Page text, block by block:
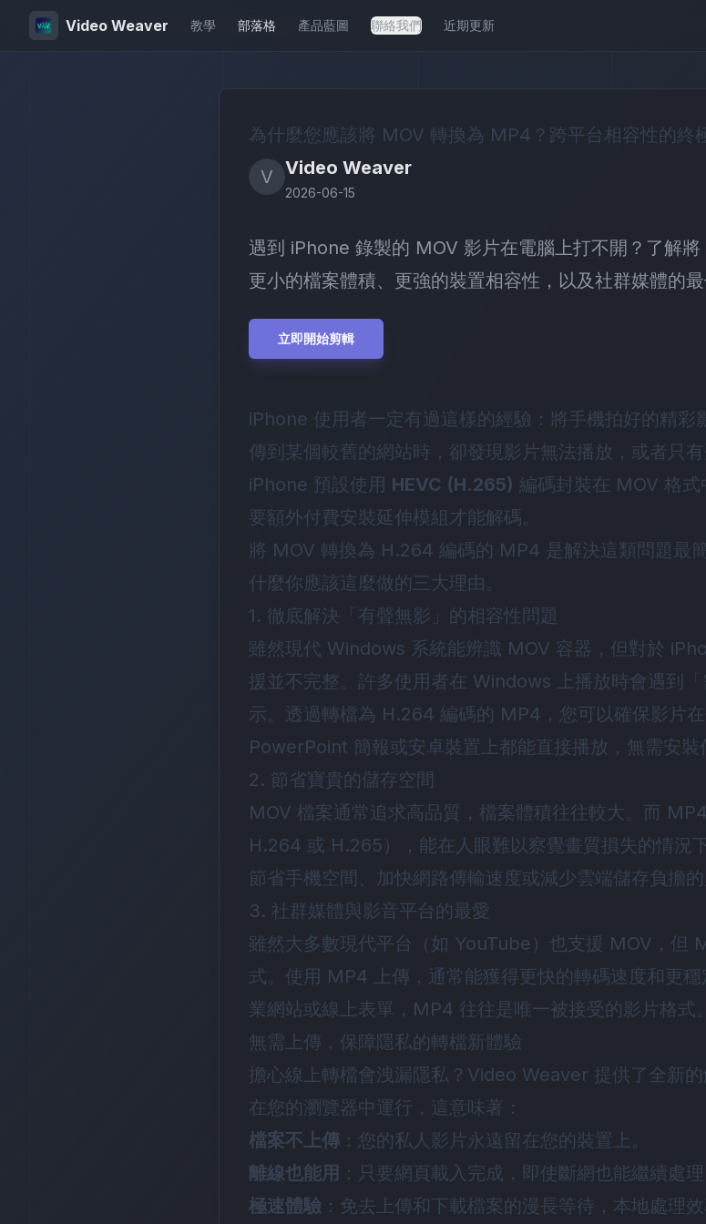
Video Weaver 教學 部落格 產品藍圖 聯絡我們 近期更新
為什麼您應該將 MOV 轉換為 MP4？跨平台相容性的終
V Video Weaver
2026-06-15
遇到 iPhone 錄製的 MOV 影片在電腦上打不開？了解
更小的檔案體積、更強的裝置相容性，以及社群媒體的最
立即開始剪輯
iPhone 使用者一定有過這樣的經驗：將手機拍好的精
傳到某個較舊的網站時，卻發現影片無法播放，或者只
iPhone 預設使用 HEVC (H.265) 編碼封裝在 MOV 格
要額外付費安裝延伸模組才能解碼。
將 MOV 轉換為 H.264 編碼的 MP4 是解決這類問題最
什麼你應該這麼做的三大理由。
1. 徹底解決「有聲無影」的相容性問題
雖然現代 Windows 系統能辨識 MOV 容器，但對於
援並不完整。許多使用者在 Windows 上播放時會遇到
示。透過轉檔為 H.264 編碼的 MP4，您可以確保影片
PowerPoint 簡報或安卓裝置上都能直接播放，無需安裝
2. 節省寶貴的儲存空間
MOV 檔案通常追求高品質，檔案體積往往較大。而
H.264 或 H.265），能在人眼難以察覺畫質損失的情況
節省手機空間、加快網路傳輸速度或減少雲端儲存負擔
3. 社群媒體與影音平台的最愛
雖然大多數現代平台（如 YouTube）也支援 MOV，但
式。使用 MP4 上傳，通常能獲得更快的轉碼速度和更
業網站或線上表單，MP4 往往是唯一被接受的影片格式。
無需上傳，保障隱私的轉檔新體驗
擔心線上轉檔會洩漏隱私？Video Weaver 提供了全新
在您的瀏覽器中運行，這意味著：
檔案不上傳 ：您的私人影片永遠留在您的裝置上。
離線也能用 ：只要網頁載入完成，即使斷網也能繼續處理
極速體驗 ：免去上傳和下載檔案的漫長等待，本地處理效